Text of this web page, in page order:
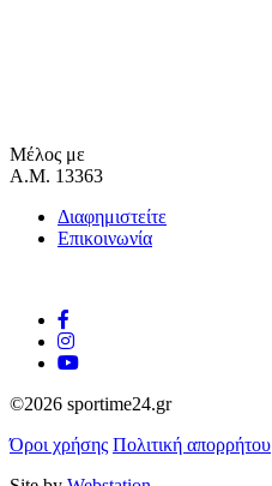
Μέλος με
Α.Μ. 13363
Διαφημιστείτε
Επικοινωνία
©2026 sportime24.gr
Όροι χρήσης Πολιτική απορρήτου